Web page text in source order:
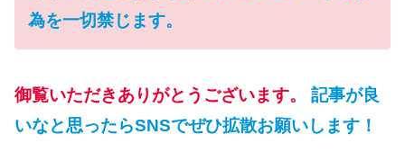
為を一切禁じます。
御覧いただきありがとうございます。
記事が良
いなと思ったらSNSでぜひ拡散お願いします！